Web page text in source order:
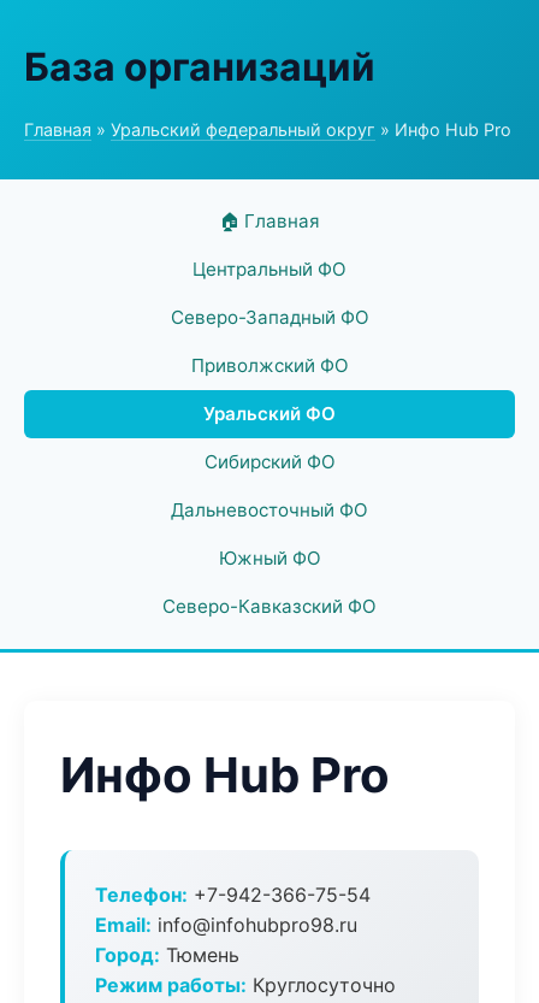
База организаций
Главная » Уральский федеральный округ » Инфо Hub Pro
🏠 Главная
Центральный ФО
Северо-Западный ФО
Приволжский ФО
Уральский ФО
Сибирский ФО
Дальневосточный ФО
Южный ФО
Северо-Кавказский ФО
Инфо Hub Pro
Телефон: +7-942-366-75-54
Email: info@infohubpro98.ru
Город: Тюмень
Режим работы: Круглосуточно